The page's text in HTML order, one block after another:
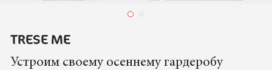
TRESE ME
Устроим своему осеннему гардеробу